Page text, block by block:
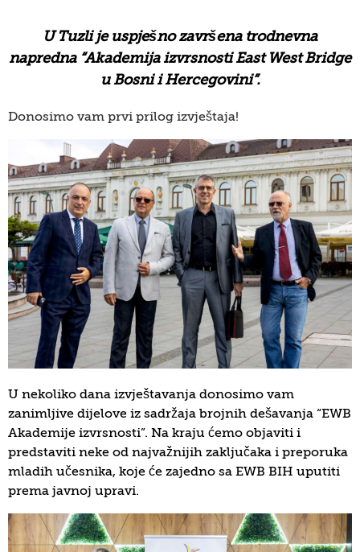
U Tuzli je uspješno završena trodnevna
napredna “Akademija izvrsnosti East West Bridge
u Bosni i Hercegovini”.
Donosimo vam prvi prilog izvještaja!
U nekoliko dana izvještavanja donosimo vam
zanimljive dijelove iz sadržaja brojnih dešavanja “EWB
Akademije izvrsnosti”. Na kraju ćemo objaviti i
predstaviti neke od najvažnijih zaključaka i preporuka
mladih učesnika, koje će zajedno sa EWB BIH uputiti
prema javnoj upravi.